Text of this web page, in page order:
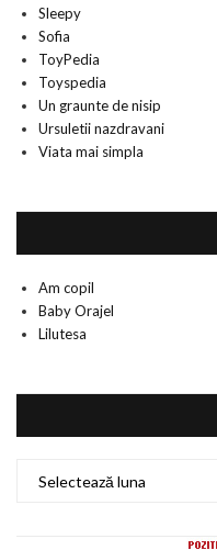
Sleepy
Sofia
ToyPedia
Toyspedia
Un graunte de nisip
Ursuletii nazdravani
Viata mai simpla
Am copil
Baby Orajel
Lilutesa